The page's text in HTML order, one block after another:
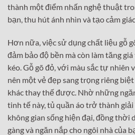
thành một điểm nhấn nghệ thuật
bạn, thu hút ánh nhìn và tạo cảm
Hơn nữa, việc sử dụng chất liệu gỗ
đảm bảo độ bền mà còn làm tăng
kéo. Gỗ gõ đỏ, với màu sắc tự nhiên
nên một vẻ đẹp sang trọng riêng
khác thay thế được. Nhờ những
tinh tế này, tủ quần áo trở thành
không gian sống hiện đại, đồng thời
gàng và ngăn nắp cho ngôi nhà của